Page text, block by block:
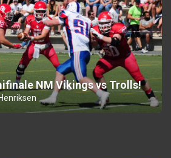
NM Vikings vs Trolls!